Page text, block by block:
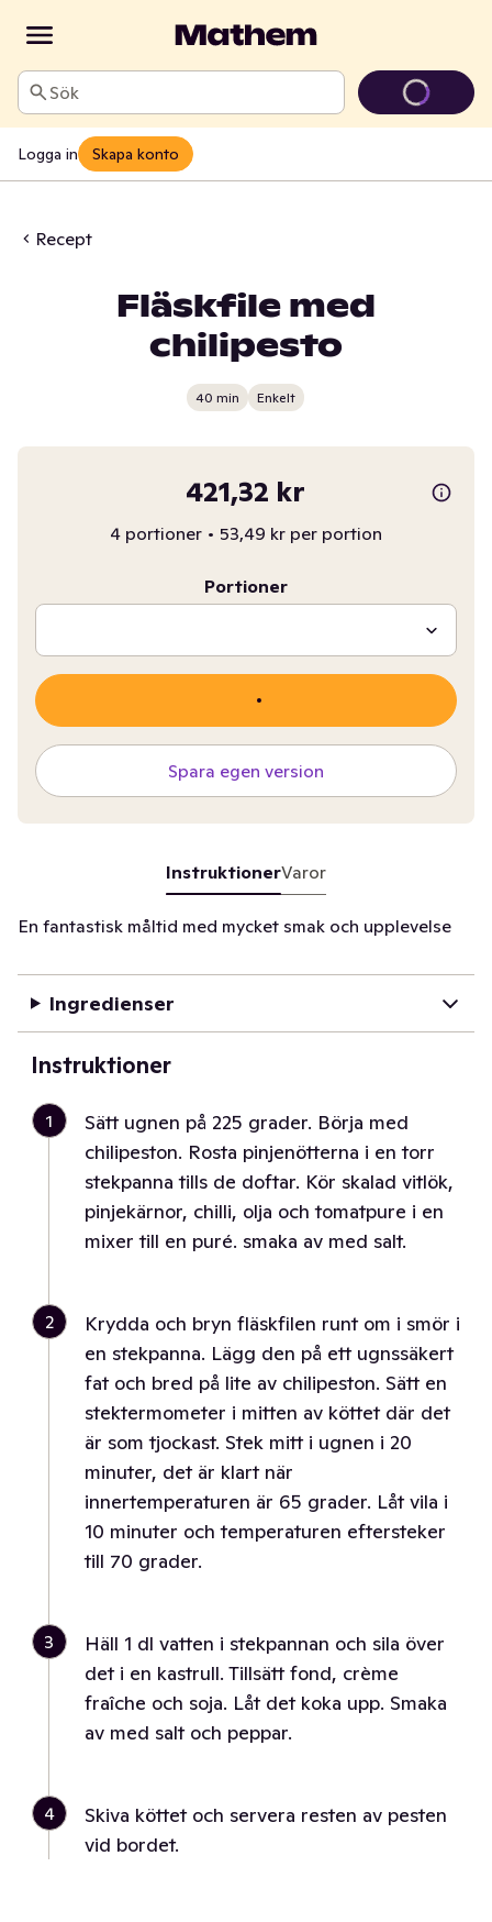
Sök
Logga in Skapa konto
Recept
Fläskfile med
chilipesto
40 min Enkelt
421,32 kr
4 portioner • 53,49 kr per portion
Portioner
Spara egen version
InstruktionerVaror
En fantastisk måltid med mycket smak och upplevelse
Ingredienser
Instruktioner
1
Sätt ugnen på 225 grader. Börja med
chilipeston. Rosta pinjenötterna i en torr
stekpanna tills de doftar. Kör skalad vitlök,
pinjekärnor, chilli, olja och tomatpure i en
mixer till en puré. smaka av med salt.
2
Krydda och bryn fläskfilen runt om i smör i
en stekpanna. Lägg den på ett ugnssäkert
fat och bred på lite av chilipeston. Sätt en
stektermometer i mitten av köttet där det
är som tjockast. Stek mitt i ugnen i 20
minuter, det är klart när
innertemperaturen är 65 grader. Låt vila i
10 minuter och temperaturen eftersteker
till 70 grader.
3
Häll 1 dl vatten i stekpannan och sila över
det i en kastrull. Tillsätt fond, crème
fraîche och soja. Låt det koka upp. Smaka
av med salt och peppar.
4
Skiva köttet och servera resten av pesten
vid bordet.